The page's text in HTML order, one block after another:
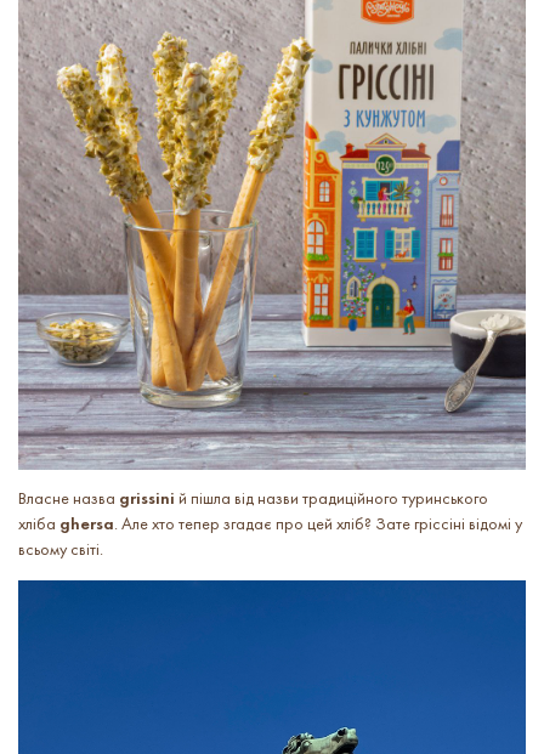
Власне назва grissini й пішла від назви традиційного туринського
хліба ghersa. Але хто тепер згадає про цей хліб? Зате гріссіні відомі у
всьому світі.